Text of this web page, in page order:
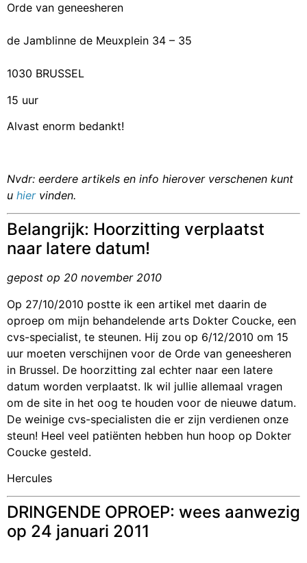
Orde van geneesheren
de Jamblinne de Meuxplein 34 – 35
1030 BRUSSEL
15 uur
Alvast enorm bedankt!
Nvdr: eerdere artikels en info hierover verschenen kunt
u hiervinden.
Belangrijk: Hoorzitting verplaatst
naar latere datum!
gepost op 20 november 2010
Op 27/10/2010 postte ik een artikel met daarin de
oproep om mijn behandelende arts Dokter Coucke, een
cvs-specialist, te steunen. Hij zou op 6/12/2010 om 15
uur moeten verschijnen voor de Orde van geneesheren
in Brussel. De hoorzitting zal echter naar een latere
datum worden verplaatst. Ik wil jullie allemaal vragen
om de site in het oog te houden voor de nieuwe datum.
De weinige cvs-specialisten die er zijn verdienen onze
steun! Heel veel patiënten hebben hun hoop op Dokter
Coucke gesteld.
Hercules
DRINGENDE OPROEP: wees aanwezig
op 24 januari 2011